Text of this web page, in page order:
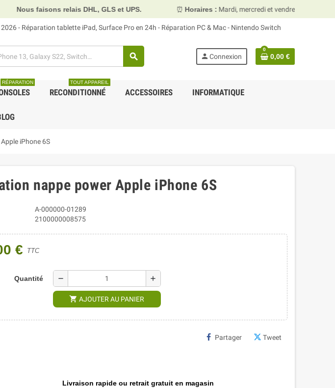
relais DHL, GLS et UPS. ⏰Horaires : Mardi, mercredi et vendredi 10h00–13h30 &
- Réparation tablette iPad, Surface Pro en 24h - Réparation PC & Mac - Nintendo Switch
search person Connexion
0
0,00 €
RÉPARATION
RECONDITIONNÉ
TOUT APPAREIL
ACCESSOIRES INFORMATIQUE
iPhone 6S
nappe power Apple iPhone 6S
A-000000-01289
2100000008575
€ TTC
Quantité remove add
shopping_cart AJOUTER AU PANIER
Partager Tweet
Livraison rapide ou retrait gratuit en magasin